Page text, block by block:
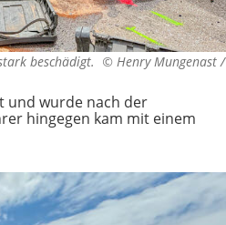
beschädigt. © Henry Mungenast /
und wurde nach der
hingegen kam mit einem